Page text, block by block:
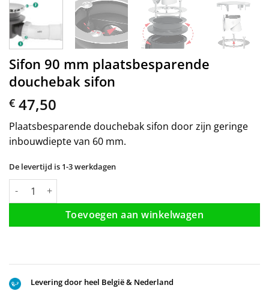
Sifon 90 mm plaatsbesparende
douchebak sifon
€ 47,50
Plaatsbesparende douchebak sifon door zijn geringe
inbouwdiepte van 60 mm.
De levertijd is 1-3 werkdagen
Sifon 90 mm plaatsbesparende douchebak sifon aantal
Toevoegen aan winkelwagen
Levering door heel België & Nederland